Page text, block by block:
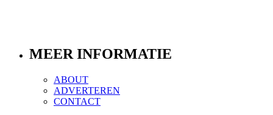
MEER INFORMATIE
ABOUT
ADVERTEREN
CONTACT